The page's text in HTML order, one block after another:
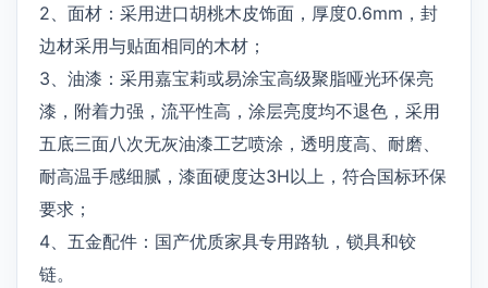
2、面材：采用进口胡桃木皮饰面，厚度0.6mm，封
边材采用与贴面相同的木材；
3、油漆：采用嘉宝莉或易涂宝高级聚脂哑光环保亮
漆，附着力强，流平性高，涂层亮度均不退色，采用
五底三面八次无灰油漆工艺喷涂，透明度高、耐磨、
耐高温手感细腻，漆面硬度达3H以上，符合国标环保
要求；
4、五金配件：国产优质家具专用路轨，锁具和铰
链。